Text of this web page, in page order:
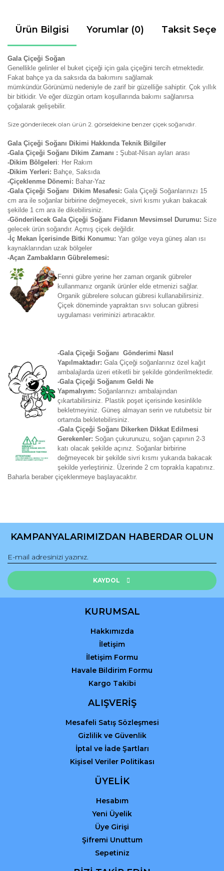
Ürün Bilgisi Yorumlar (0) Taksit
Gala Çiçeği Soğan
Genellikle gelinler el buket çiçeği için gala çiçeğini tercih etmektedir.
Fakat bahçe ya da saksıda da bakımını sağlamak
mümkündür.Görünümü nedeniyle de zarif bir güzelliğe sahiptir. Çok yıllık
bir bitkidir. Ve eğer düzgün ortam koşullarında bakımı sağlanırsa
çoğalarak gelişebilir.
Size gönderilecek olan ürün 2. görseldekine benzer çiçek soğanıdır.
Gala Çiçeği Soğanı Dikimi Hakkında Teknik Bilgiler
-Gala Çiçeği Soğanı Dikim Zamanı : Şubat-Nisan ayları arası
-Dikim Bölgeleri: Her Rakım
-Dikim Yerleri: Bahçe, Saksıda
-Çiçeklenme Dönemi: Bahar-Yaz
-Gala Çiçeği Soğanı Dikim Mesafesi: Gala Çiçeği Soğanlarınızı 15
cm ara ile soğanlar birbirine değmeyecek, sivri kısmı yukarı bakacak
şekilde 1 cm ara ile dikebilirsiniz.
-Gönderilecek Gala Çiçeği Soğanı Fidanın Mevsimsel Durumu: Size
gelecek ürün soğandır. Açmış çiçek değildir.
-İç Mekan İçerisinde Bitki Konumu: Yarı gölge veya güneş alan ısı
kaynaklarından uzak bölgeler
-Açan Zambakların Gübrelemesi:
Fenni gübre yerine her zaman organik gübreler
kullanmanız organik ürünler elde etmenizi sağlar.
Organik gübrelere solucan gübresi kullanabilirsiniz.
Çiçek döneminde yapraktan sıvı solucan gübresi
uygulaması veriminizi artıracaktır.
-Gala Çiçeği Soğanı Gönderimi Nasıl
Yapılmaktadır: Gala Çiçeği soğanlarınız özel kağıt
ambalajlarda üzeri etiketli bir şekilde gönderilmektedir.
-Gala Çiçeği Soğanım Geldi Ne
Yapmalıyım: Soğanlarınızı ambalajından
çıkartabilirsiniz. Plastik poşet içerisinde kesinlikle
bekletmeyiniz. Güneş almayan serin ve rutubetsiz bir
ortamda bekletebilirsiniz.
-Gala Çiçeği Soğanı Dikerken Dikkat Edilmesi
Gerekenler: Soğan çukurunuzu, soğan çapının 2-3
katı olacak şekilde açınız. Soğanlar birbirine
değmeyecek bir şekilde sivri kısmı yukarıda bakacak
şekilde yerleştiriniz. Üzerinde 2 cm toprakla kapatınız.
Baharla beraber çiçeklenmeye başlayacaktır.
konularda yetersiz gördüğünüz noktaları öneri formunu
Görüş ve önerileriniz için teşekkür ederiz.
Ürün resmi kalitesiz, bozuk veya görüntülenemiyor.
Ürün açıklamasında eksik bilgiler bulunuyor.
Ürün fiyatı diğer sitelerden daha pahalı.
Gönder
KAMPANYALARIMIZDAN HABERDAR OLUN
KAYDOL
KURUMSAL
Hakkımızda
İletişim
İletişim Formu
Havale Bildirim Formu
Kargo Takibi
ALIŞVERİŞ
Mesafeli Satış Sözleşmesi
Gizlilik ve Güvenlik
İptal ve İade Şartları
Kişisel Veriler Politikası
ÜYELİK
Hesabım
Yeni Üyelik
Üye Girişi
Şifremi Unuttum
Sepetiniz